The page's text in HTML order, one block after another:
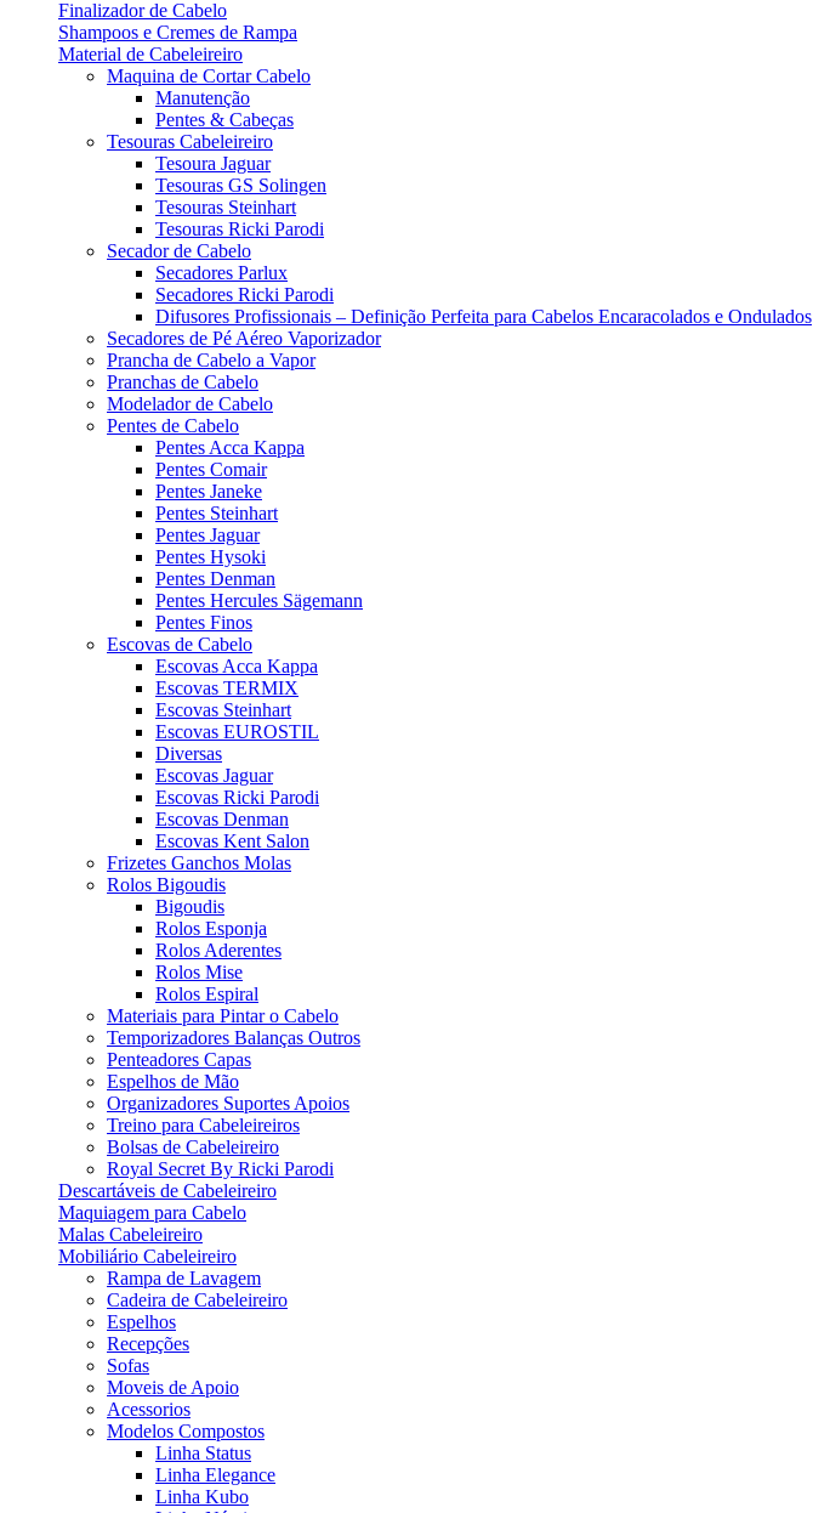
Finalizador de Cabelo
Shampoos e Cremes de Rampa
Material de Cabeleireiro
Maquina de Cortar Cabelo
Manutenção
Pentes & Cabeças
Tesouras Cabeleireiro
Tesoura Jaguar
Tesouras GS Solingen
Tesouras Steinhart
Tesouras Ricki Parodi
Secador de Cabelo
Secadores Parlux
Secadores Ricki Parodi
Difusores Profissionais – Definição Perfeita para Cabelos Encaracolados e Ondulados
Secadores de Pé Aéreo Vaporizador
Prancha de Cabelo a Vapor
Pranchas de Cabelo
Modelador de Cabelo
Pentes de Cabelo
Pentes Acca Kappa
Pentes Comair
Pentes Janeke
Pentes Steinhart
Pentes Jaguar
Pentes Hysoki
Pentes Denman
Pentes Hercules Sägemann
Pentes Finos
Escovas de Cabelo
Escovas Acca Kappa
Escovas TERMIX
Escovas Steinhart
Escovas EUROSTIL
Diversas
Escovas Jaguar
Escovas Ricki Parodi
Escovas Denman
Escovas Kent Salon
Frizetes Ganchos Molas
Rolos Bigoudis
Bigoudis
Rolos Esponja
Rolos Aderentes
Rolos Mise
Rolos Espiral
Materiais para Pintar o Cabelo
Temporizadores Balanças Outros
Penteadores Capas
Espelhos de Mão
Organizadores Suportes Apoios
Treino para Cabeleireiros
Bolsas de Cabeleireiro
Royal Secret By Ricki Parodi
Descartáveis de Cabeleireiro
Maquiagem para Cabelo
Malas Cabeleireiro
Mobiliário Cabeleireiro
Rampa de Lavagem
Cadeira de Cabeleireiro
Espelhos
Recepções
Sofas
Moveis de Apoio
Acessorios
Modelos Compostos
Linha Status
Linha Elegance
Linha Kubo